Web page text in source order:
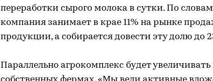
переработки сырого молока в сутки. По
компания занимает в крае 11% на рынке
продукции, а собирается довести эту долю до
Параллельно агрокомплекс будет